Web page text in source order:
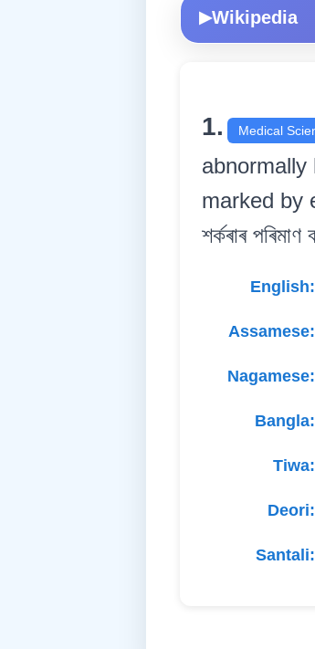
▶Wikipedia
1. Medical
abnormally
marked by
শৰ্কৰাৰ
English:
Assamese:
Nagamese:
Bangla:
Tiwa:
Deori:
Santali: